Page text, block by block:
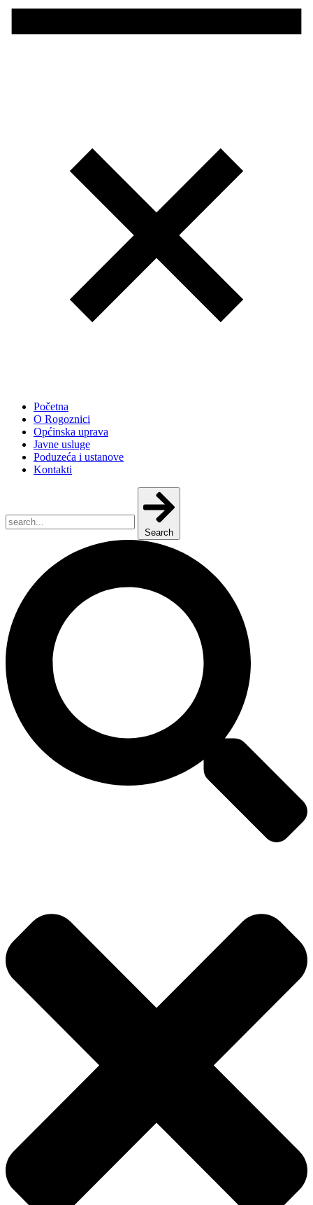
Početna
O Rogoznici
Općinska uprava
Javne usluge
Poduzeća i ustanove
Kontakti
Search